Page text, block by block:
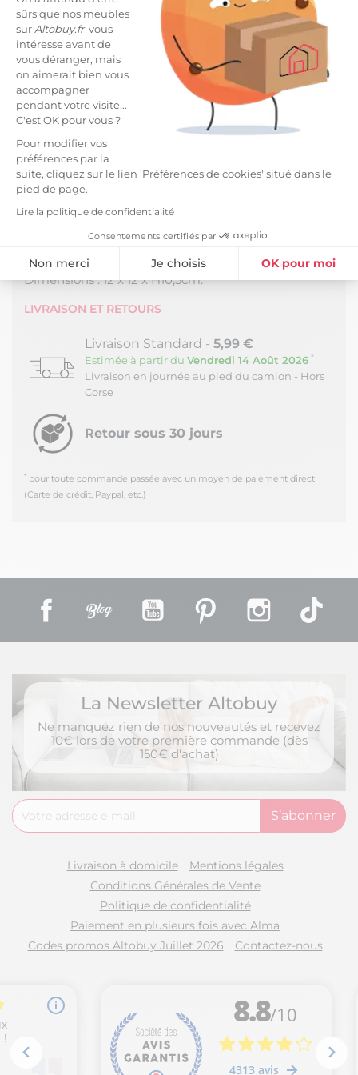
sûrs que nos meubles
sur Altobuy.frvous
intéresse avant de
vous déranger, mais
on aimerait bien vous
accompagner
pendant votre visite...
C'est OK pour vous ?
Pour modifier vos
préférences par la
suite, cliquez sur le lien 'Préférences de cookies' situé dans le
pied de page.
Lire la politique de confidentialité
Consentements certifiés par
Non merci Je choisis OK pour moi
Plateforme de Gestion du Consentement : Personnalisez vos
Notre plateforme vous permet d'adapter et de gérer vos
Mortier de Cuisine Ø12cm avec Pilon en Acacia
Massif.
Une conception en bois naturel avec différentes
nuances de couleurs qui lui donne un effet
remarquable.
Profiter de votre Mortier pour préparer de
nombreuses sauces, le broyage permet de libérer
les saveurs.
Mortier et Pilon en bois d'acacia.
Pour une longévité prolongée, privilégiez un lavage
Dimensions : 12 x 12 x H10,5cm.
LIVRAISON ET RETOURS
Livraison Standard - 5,99 €
Estimée à partir du Vendredi 14 Août 2026 *
Livraison en journée au pied du camion - Hors
Corse
Retour sous 30 jours
* pour toute commande passée avec un moyen de paiement direct
(Carte de crédit, Paypal, etc.)
Facebook YouTube Pinterest Instagram
La Newsletter Altobuy
Ne manquez rien de nos nouveautés et recevez
10€ lors de votre première commande (dès
150€ d'achat)
Livraison à domicile
Mentions légales
Conditions Générales de Vente
Politique de confidentialité
Paiement en plusieurs fois avec Alma
Codes promos Altobuy Juillet 2026
Contactez-nous